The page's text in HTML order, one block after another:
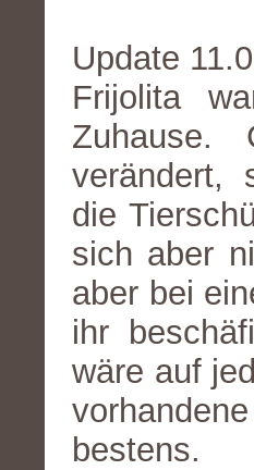
Update
Frijolita
Zuhause.
verändert,
die
sich aber
aber bei
ihr
wäre auf
bestens.